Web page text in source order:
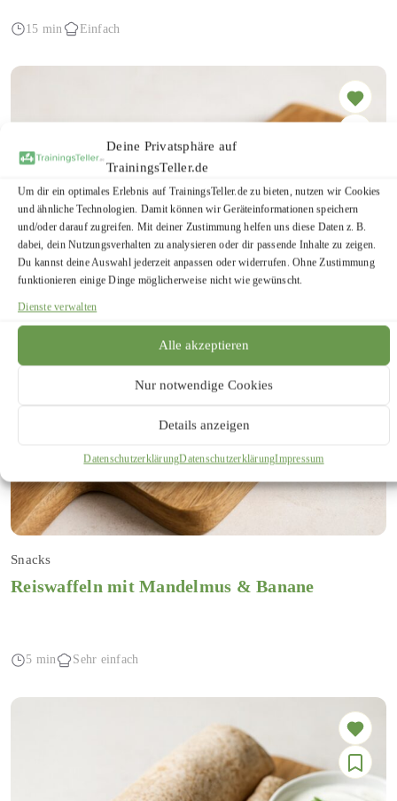
Deine Privatsphäre auf
TrainingsTeller.de
Um dir ein optimales Erlebnis auf TrainingsTeller.de zu bieten, nutzen wir Cookies
und ähnliche Technologien. Damit können wir Geräteinformationen speichern
und/oder darauf zugreifen. Mit deiner Zustimmung helfen uns diese Daten z. B.
dabei, dein Nutzungsverhalten zu analysieren oder dir passende Inhalte zu zeigen.
Du kannst deine Auswahl jederzeit anpassen oder widerrufen. Ohne Zustimmung
funktionieren einige Dinge möglicherweise nicht wie gewünscht.
Dienste verwalten
Alle akzeptieren
Nur notwendige Cookies
Details anzeigen
DatenschutzerklärungDatenschutzerklärungImpressum
15 min Einfach
Snacks
Reiswaffeln mit Mandelmus & Banane
5 min Sehr einfach